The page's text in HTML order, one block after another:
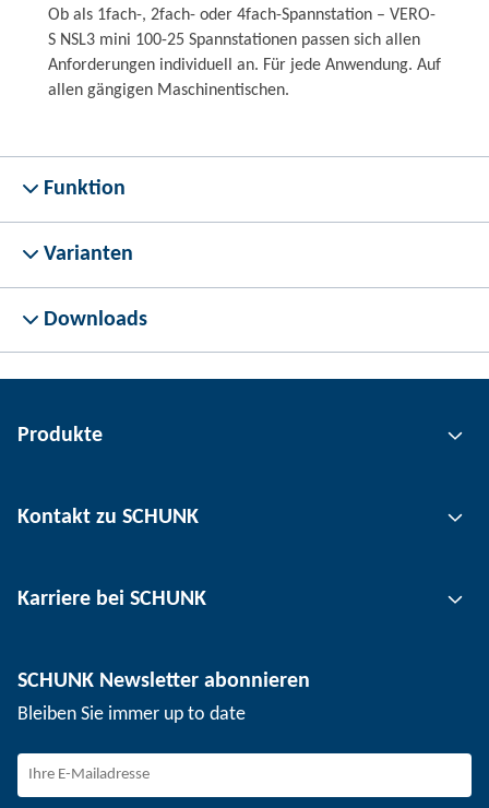
Ob als 1fach-, 2fach- oder 4fach-Spannstation – VERO-
S NSL3 mini 100-25 Spannstationen passen sich allen
Anforderungen individuell an. Für jede Anwendung. Auf
allen gängigen Maschinentischen.
Funktion
Varianten
Downloads
Produkte
Automatisierungstechnik
Werkstückspanntechnik
Kontakt zu SCHUNK
Standorte
Veranstaltungen
SCHUNK - Hinweisgebersystem
Karriere bei SCHUNK
Arbeiten bei SCHUNK
Berufserfahrene
SCHUNK Newsletter abonnieren
Bleiben Sie immer up to date